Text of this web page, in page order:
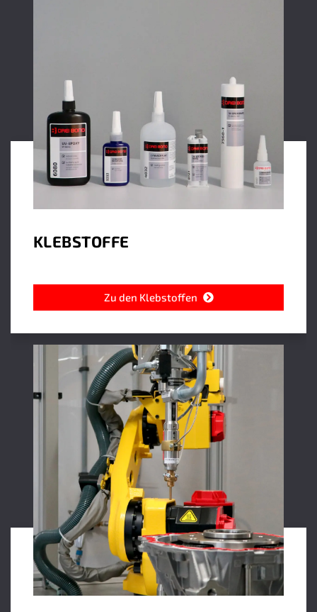
KLEBSTOFFE
Zu den Klebstoffen